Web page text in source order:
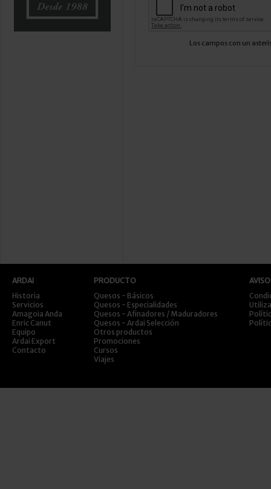
Los campos con un
ARDAI
Historia
Servicios
Amagoia Anda
Enric Canut
Equipo
Ardai Export
Contacto
PRODUCTO
Quesos - Básicos
Quesos - Especialidades
Quesos - Afinadores / Maduradores
Quesos - Ardai Selección
Otros productos
Promociones
Cursos
Viajes